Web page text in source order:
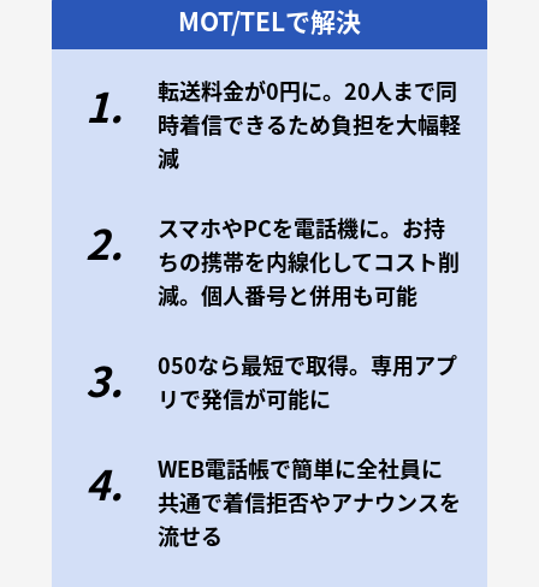
MOT/TELで解決
1.
転送料金が0円に。20人まで同
時着信できるため負担を大幅軽
減
2.
スマホやPCを電話機に。お持
ちの携帯を内線化してコスト削
減。個人番号と併用も可能
3.
050なら最短で取得。専用アプ
リで発信が可能に
4.
WEB電話帳で簡単に全社員に
共通で着信拒否やアナウンスを
流せる